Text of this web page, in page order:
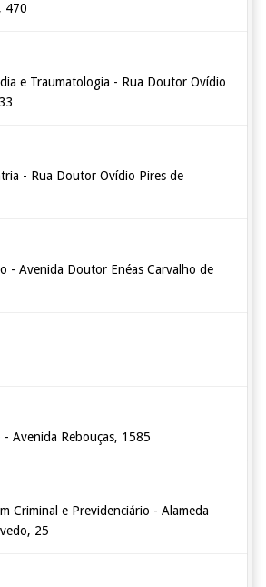
470
e Traumatologia - Rua Doutor Ovídio
- Rua Doutor Ovídio Pires de
- Avenida Doutor Enéas Carvalho de
- Avenida Rebouças, 1585
Criminal e Previdenciário - Alameda
25